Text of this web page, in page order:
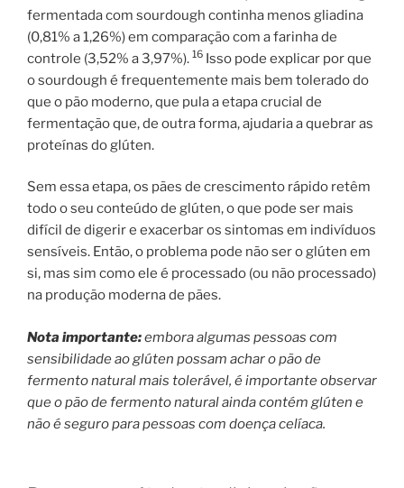
fermentada com sourdough continha menos gliadina
(0,81% a 1,26%) em comparação com a farinha de
controle (3,52% a 3,97%). 16 Isso pode explicar por que
o sourdough é frequentemente mais bem tolerado do
que o pão moderno, que pula a etapa crucial de
fermentação que, de outra forma, ajudaria a quebrar as
proteínas do glúten.
Sem essa etapa, os pães de crescimento rápido retêm
todo o seu conteúdo de glúten, o que pode ser mais
difícil de digerir e exacerbar os sintomas em indivíduos
sensíveis. Então, o problema pode não ser o glúten em
si, mas sim como ele é processado (ou não processado)
na produção moderna de pães.
Nota importante:embora algumas pessoas com
sensibilidade ao glúten possam achar o pão de
fermento natural mais tolerável, é importante observar
que o pão de fermento natural ainda contém glúten e
não é seguro para pessoas com doença celíaca.